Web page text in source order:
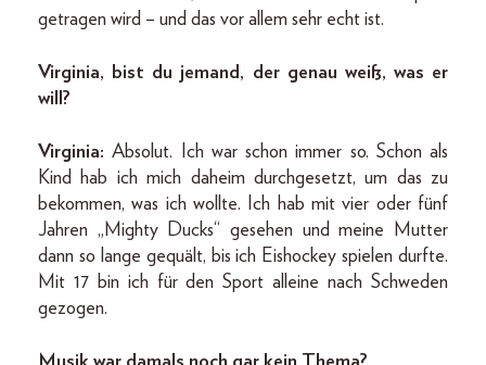
getragen wird – und das vor allem sehr echt ist.
Virginia, bist du jemand, der genau weiß, was er
will?
Virginia:Absolut. Ich war schon immer so. Schon als
Kind hab ich mich daheim durchgesetzt, um das zu
bekommen, was ich wollte. Ich hab mit vier oder fünf
Jahren „Mighty Ducks“ gesehen und meine Mutter
dann so lange gequält, bis ich Eishockey spielen durfte.
Mit 17 bin ich für den Sport alleine nach Schweden
gezogen.